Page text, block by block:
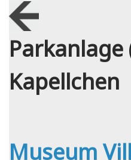
Parkanlage
Kapellchen
Museum